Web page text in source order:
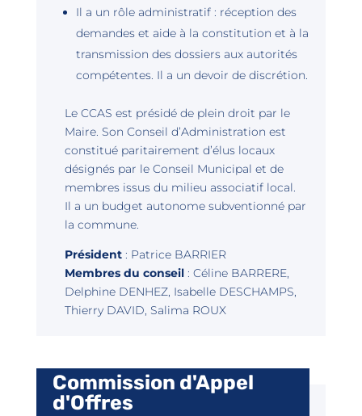
Il a un rôle administratif : réception des
demandes et aide à la constitution et à la
transmission des dossiers aux autorités
compétentes. Il a un devoir de discrétion.
Le CCAS est présidé de plein droit par le
Maire. Son Conseil d’Administration est
constitué paritairement d’élus locaux
désignés par le Conseil Municipal et de
membres issus du milieu associatif local.
Il a un budget autonome subventionné par
la commune.
Président : Patrice BARRIER
Membres du conseil: Céline BARRERE,
Delphine DENHEZ, Isabelle DESCHAMPS,
Thierry DAVID, Salima ROUX
Commission d'Appel
d'Offres